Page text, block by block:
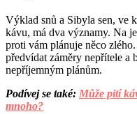
Výklad snů a Sibyla sen, ve
kávu, má dva významy. Na
proti vám plánuje něco
předvídat záměry nepřítele a
nepříjemným plánům.
Podívej se také: Může pití
mnoho?